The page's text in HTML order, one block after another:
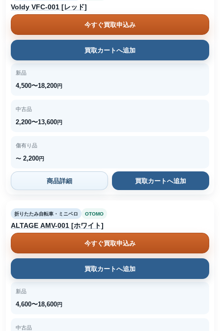
Voldy VFC-001 [レッド]
今すぐ買取申込み
買取カートへ追加
新品
4,500〜18,200円
中古品
2,200〜13,600円
傷有り品
〜 2,200円
商品詳細 買取カートへ追加
折りたたみ自転車・ミニベロ OTOMO
ALTAGE AMV-001 [ホワイト]
今すぐ買取申込み
買取カートへ追加
新品
4,600〜18,600円
中古品